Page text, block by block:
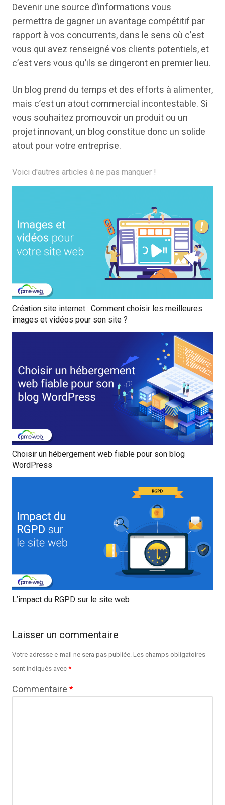
Devenir une source d’informations vous
permettra de gagner un avantage compétitif par
rapport à vos concurrents, dans le sens où c’est
vous qui avez renseigné vos clients potentiels, et
c’est vers vous qu’ils se dirigeront en premier lieu.
Un blog prend du temps et des efforts à alimenter,
mais c’est un atout commercial incontestable. Si
vous souhaitez promouvoir un produit ou un
projet innovant, un blog constitue donc un solide
atout pour votre entreprise.
Voici d'autres articles à ne pas manquer !
Création site internet : Comment choisir les meilleures
images et vidéos pour son site ?
Choisir un hébergement web fiable pour son blog
WordPress
L’impact du RGPD sur le site web
Laisser un commentaire
Votre adresse e-mail ne sera pas publiée.Les champs obligatoires
sont indiqués avec*
Commentaire*